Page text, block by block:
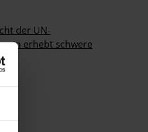
der UN-
erhebt schwere